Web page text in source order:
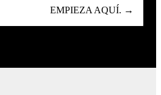
EMPIEZA AQUÍ. →